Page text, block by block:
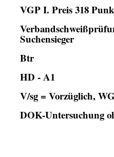
VGP I. Preis 318
Suchensieger
Btr
HD - A1
V/sg = Vorzüglich,
DOK-Untersuchung